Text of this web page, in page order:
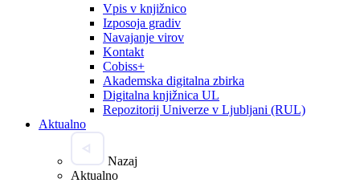
Vpis v knjižnico
Izposoja gradiv
Navajanje virov
Kontakt
Cobiss+
Akademska digitalna zbirka
Digitalna knjižnica UL
Repozitorij Univerze v Ljubljani (RUL)
Aktualno
Nazaj
Aktualno